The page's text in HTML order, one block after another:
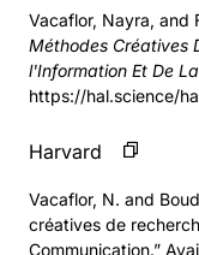
Vacaflor, Nayra, and
Méthodes Créatives
l'Information Et De
https://hal.science/
Harvard
Vacaflor, N. and
créatives de
Communication.”